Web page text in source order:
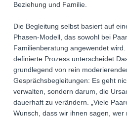
Beziehung und Familie.
Die Begleitung selbst basiert auf
Phasen-Modell, das sowohl bei
Familienberatung angewendet
definierte Prozess unterscheidet
grundlegend von rein
Gesprächsbegleitungen: Es geht
verwalten, sondern darum, die
dauerhaft zu verändern. „Viele
Wunsch, dass wir ihnen sagen, wer